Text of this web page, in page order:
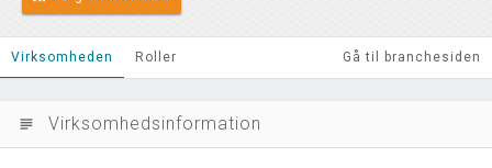
Virksomheden Roller Gå til branchesiden
subject Virksomhedsinformation